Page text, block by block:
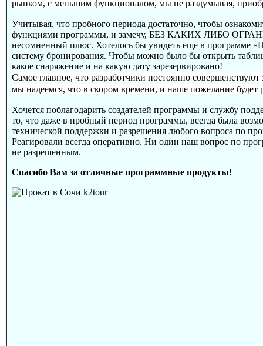
рынком, с меньшим функционалом, мы не раздумывая,
Учитывая, что пробного периода достаточно, чтобы
функциями программы, и замечу, БЕЗ КАКИХ ЛИБО
несомненный плюс. Хотелось бы увидеть еще в программе
систему бронирования. Чтобы можно было бы открыть
какое снаряжение и на какую дату зарезервировано!
Самое главное, что разработчики постоянно совершенствуют
мы надеемся, что в скором времени, и наше пожелание будет
Хочется поблагодарить создателей программы и службу
то, что даже в пробный период программы, всегда была
технической поддержки и разрешения любого вопроса по
Реагировали всегда оперативно. Ни один наш вопрос по
не разрешенным.
Спасибо Вам за отличные программные продукты!